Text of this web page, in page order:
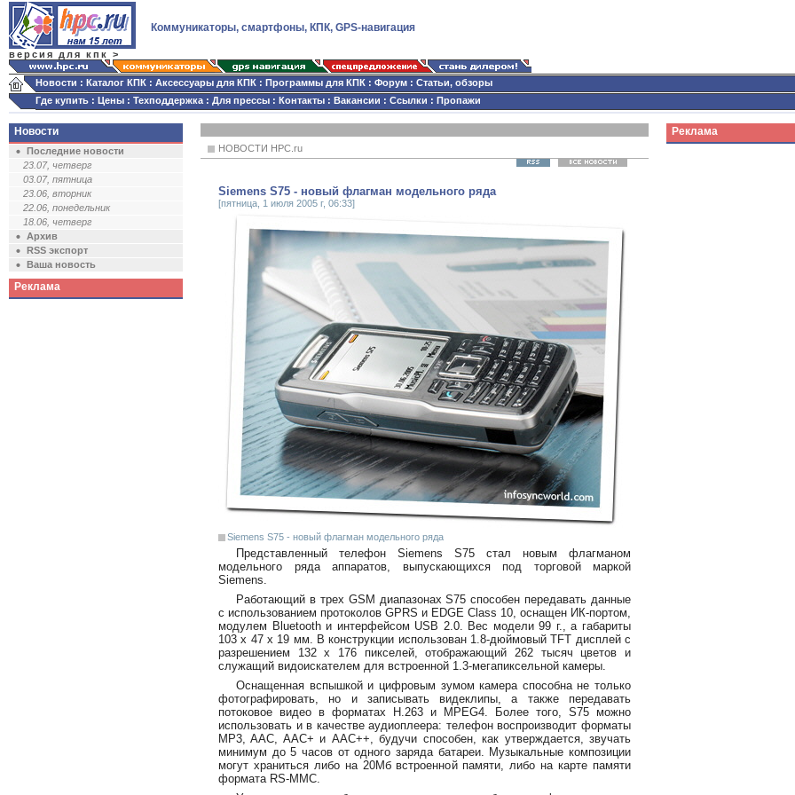
версия для кпк >
Коммуникаторы, смартфоны, КПК, GPS-навигация
Новости : Каталог КПК : Аксессуары для КПК : Программы для КПК : Форум : Статьи, обзоры
Где купить : Цены : Техподдержка : Для прессы : Контакты : Вакансии : Ссылки : Пропажи
Новости
Последние новости
23.07, четверг
03.07, пятница
23.06, вторник
22.06, понедельник
18.06, четверг
Архив
RSS экспорт
Ваша новость
Реклама
НОВОСТИ HPC.ru
Siemens S75 - новый флагман модельного ряда
[пятница, 1 июля 2005 г, 06:33]
Siemens S75 - новый флагман модельного ряда
Представленный телефон Siemens S75 стал новым флагманом
модельного ряда аппаратов, выпускающихся под торговой маркой
Siemens.
Работающий в трех GSM диапазонах S75 способен передавать данные
с использованием протоколов GPRS и EDGE Class 10, оснащен ИК-портом,
модулем Bluetooth и интерфейсом USB 2.0. Вес модели 99 г., а габариты
103 x 47 x 19 мм. В конструкции использован 1.8-дюймовый TFT дисплей с
разрешением 132 x 176 пикселей, отображающий 262 тысяч цветов и
служащий видоискателем для встроенной 1.3-мегапиксельной камеры.
Оснащенная вспышкой и цифровым зумом камера способна не только
фотографировать, но и записывать видеклипы, а также передавать
потоковое видео в форматах H.263 и MPEG4. Более того, S75 можно
использовать и в качестве аудиоплеера: телефон воспроизводит форматы
MP3, AAC, AAC+ и AAC++, будучи способен, как утверждается, звучать
минимум до 5 часов от одного заряда батареи. Музыкальные композиции
могут храниться либо на 20Мб встроенной памяти, либо на карте памяти
формата RS-MMC.
Реклама